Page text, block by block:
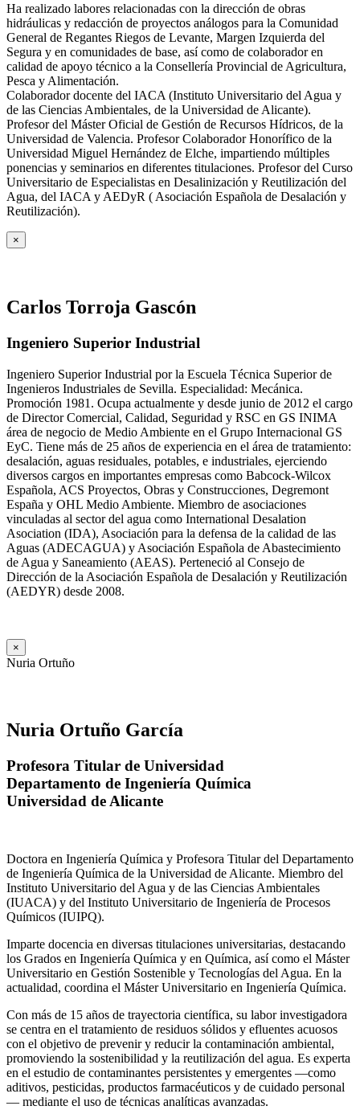
Ha realizado labores relacionadas con la dirección de obras
hidráulicas y redacción de proyectos análogos para la Comunidad
General de Regantes Riegos de Levante, Margen Izquierda del
Segura y en comunidades de base, así como de colaborador en
calidad de apoyo técnico a la Consellería Provincial de Agricultura,
Pesca y Alimentación.
Colaborador docente del IACA (Instituto Universitario del Agua y
de las Ciencias Ambientales, de la Universidad de Alicante).
Profesor del Máster Oficial de Gestión de Recursos Hídricos, de la
Universidad de Valencia. Profesor Colaborador Honorífico de la
Universidad Miguel Hernández de Elche, impartiendo múltiples
ponencias y seminarios en diferentes titulaciones. Profesor del Curso
Universitario de Especialistas en Desalinización y Reutilización del
Agua, del IACA y AEDyR ( Asociación Española de Desalación y
Reutilización).
×
Carlos Torroja Gascón
Ingeniero Superior Industrial
Ingeniero Superior Industrial por la Escuela Técnica Superior de
Ingenieros Industriales de Sevilla. Especialidad: Mecánica.
Promoción 1981. Ocupa actualmente y desde junio de 2012 el cargo
de Director Comercial, Calidad, Seguridad y RSC en GS INIMA
área de negocio de Medio Ambiente en el Grupo Internacional GS
EyC. Tiene más de 25 años de experiencia en el área de tratamiento:
desalación, aguas residuales, potables, e industriales, ejerciendo
diversos cargos en importantes empresas como Babcock-Wilcox
Española, ACS Proyectos, Obras y Construcciones, Degremont
España y OHL Medio Ambiente. Miembro de asociaciones
vinculadas al sector del agua como International Desalation
Asociation (IDA), Asociación para la defensa de la calidad de las
Aguas (ADECAGUA) y Asociación Española de Abastecimiento
de Agua y Saneamiento (AEAS). Perteneció al Consejo de
Dirección de la Asociación Española de Desalación y Reutilización
(AEDYR) desde 2008.
×
Nuria Ortuño
Nuria Ortuño García
Profesora Titular de Universidad
Departamento de Ingeniería Química
Universidad de Alicante
Doctora en Ingeniería Química y Profesora Titular del Departamento
de Ingeniería Química de la Universidad de Alicante. Miembro del
Instituto Universitario del Agua y de las Ciencias Ambientales
(IUACA) y del Instituto Universitario de Ingeniería de Procesos
Químicos (IUIPQ).
Imparte docencia en diversas titulaciones universitarias, destacando
los Grados en Ingeniería Química y en Química, así como el Máster
Universitario en Gestión Sostenible y Tecnologías del Agua. En la
actualidad, coordina el Máster Universitario en Ingeniería Química.
Con más de 15 años de trayectoria científica, su labor investigadora
se centra en el tratamiento de residuos sólidos y efluentes acuosos
con el objetivo de prevenir y reducir la contaminación ambiental,
promoviendo la sostenibilidad y la reutilización del agua. Es experta
en el estudio de contaminantes persistentes y emergentes —como
aditivos, pesticidas, productos farmacéuticos y de cuidado personal
— mediante el uso de técnicas analíticas avanzadas.